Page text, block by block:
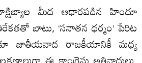
మీద ఆధారపడిన హిందూ
బాటు, ‘సనాతన ధర్మం’ పేరిట
జాతీయవాద రాజకీయానికీ మధ్య